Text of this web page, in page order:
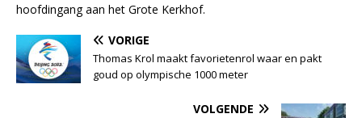
hoofdingang aan het Grote Kerkhof.
VORIGE
Thomas Krol maakt favorietenrol waar en pakt
goud op olympische 1000 meter
VOLGENDE